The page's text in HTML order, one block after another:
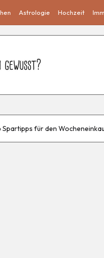
Astrologie Hochzeit
Spartipps für den